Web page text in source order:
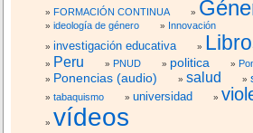
FORMACIÓN CONTINUA
ideología de género Innovación
investigación educativa
Peru PNUD politica
Ponencias (audio) salud
tabaquismo universidad
vídeos